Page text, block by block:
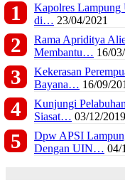
Kapolres Lampung
di… 23/04/2021
Rama Apriditya
Membantu… 16/
Kekerasan
Bayana… 16/09/
Kunjungi
Siasat… 03/12/2019
Dpw APSI
Dengan UIN… 04/